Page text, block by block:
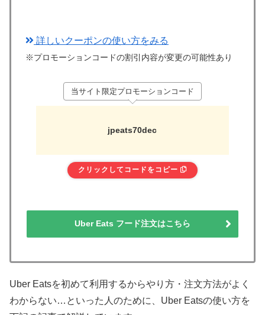
詳しいクーポンの使い方をみる
※プロモーションコードの割引内容が変更の可能性あり
当サイト限定プロモーションコード
jpeats70dec
クリックしてコードをコピー
Uber Eats フード注文はこちら
Uber Eatsを初めて利用するからやり方・注文方法がよく
わからない…といった人のために、Uber Eatsの使い方を